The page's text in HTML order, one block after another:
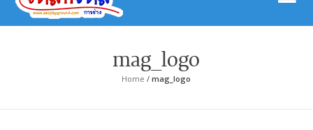
mag_logo
Home /mag_logo